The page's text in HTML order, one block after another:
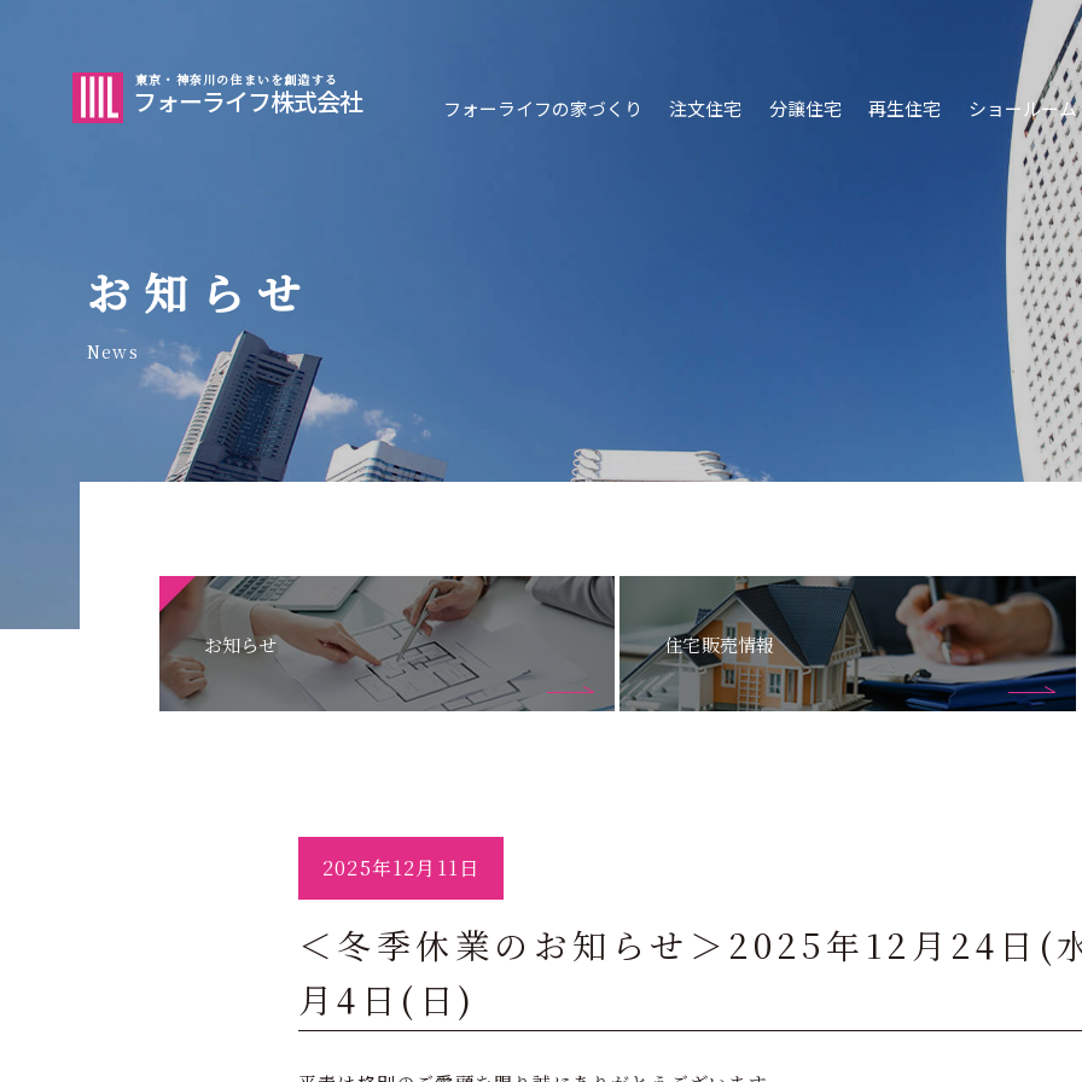
東京・神奈川の住まいを創造する
フォーライフ株式会社 フォーライフの家づくり 注文住宅 分譲住宅 再生住宅 ショールーム
お知らせ
News
お知らせ 住宅販売情報
2025年12月11日
＜冬季休業のお知らせ＞2025年12月24日(
月4日(日)